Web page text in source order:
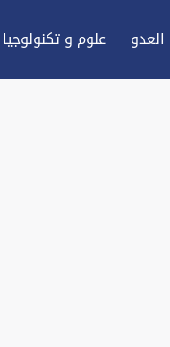
علوم و تكنولوجيا